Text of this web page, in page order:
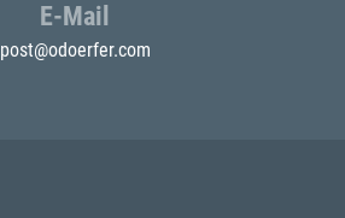
E-Mail
post@odoerfer.com